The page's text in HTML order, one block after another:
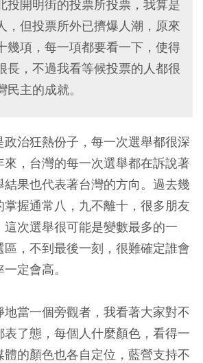
投開明街的投票所投票，我算是
，但投票所外已擠爆人潮，原來
幾項，每一項都要看一下，使得
長，不過我看等候投票的人都很
主的成就。
治狂熱份子，每一次選舉都很深
，台灣的每一次選舉都在訴說著
結果也代表著台灣的方向。過去幾
握通常八，九不離十，很多朋友
這次選舉很可能是變數最多的一
區，不到最後一刻，很難確定誰會
定會高。
當一個旁觀者，我看著大家對不
表了態，每個人什麼顏色，看得一
的顏色也各自定位，藍營支持不